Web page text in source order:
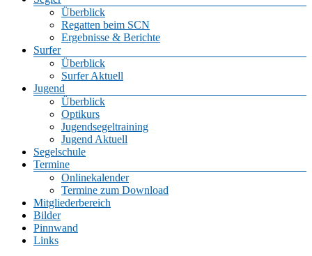
Überblick
Regatten beim SCN
Ergebnisse & Berichte
Surfer
Überblick
Surfer Aktuell
Jugend
Überblick
Optikurs
Jugendsegeltraining
Jugend Aktuell
Segelschule
Termine
Onlinekalender
Termine zum Download
Mitgliederbereich
Bilder
Pinnwand
Links